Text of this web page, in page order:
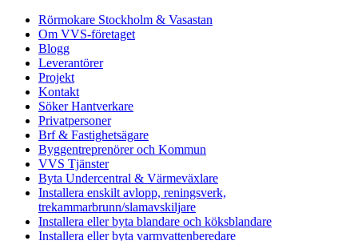
Rörmokare Stockholm & Vasastan
Om VVS-företaget
Blogg
Leverantörer
Projekt
Kontakt
Söker Hantverkare
Privatpersoner
Brf & Fastighetsägare
Byggentreprenörer och Kommun
VVS Tjänster
Byta Undercentral & Värmeväxlare
Installera enskilt avlopp, reningsverk,
trekammarbrunn/slamavskiljare
Installera eller byta blandare och köksblandare
Installera eller byta varmvattenberedare